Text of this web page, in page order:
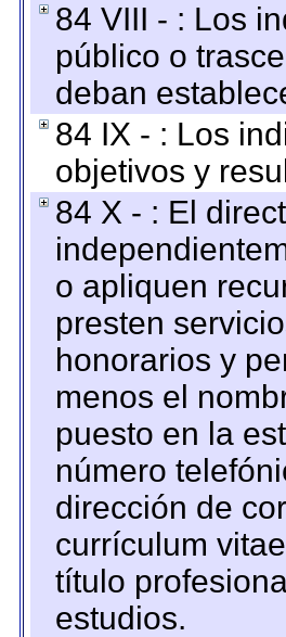
84 VIII - : Los
público o
deban
84 IX - : Los
objetivos y
84 X - : El
o apliquen
presten
honorarios y
menos el
puesto en la
número
dirección de
currículum
título
estudios.